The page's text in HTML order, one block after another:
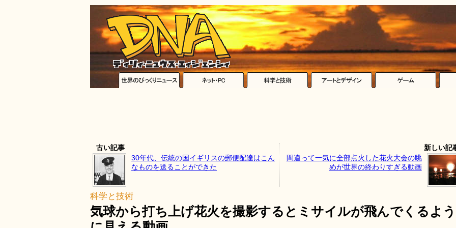
古い記事
30年代、伝統の国イギリスの郵便配達はこん
なものを送ることができた
新しい記
間違って一気に全部点火した花火大会の眺
めが世界の終わりすぎる動画
科学と技術
気球から打ち上げ花火を撮影するとミサイルが飛んでくるよう